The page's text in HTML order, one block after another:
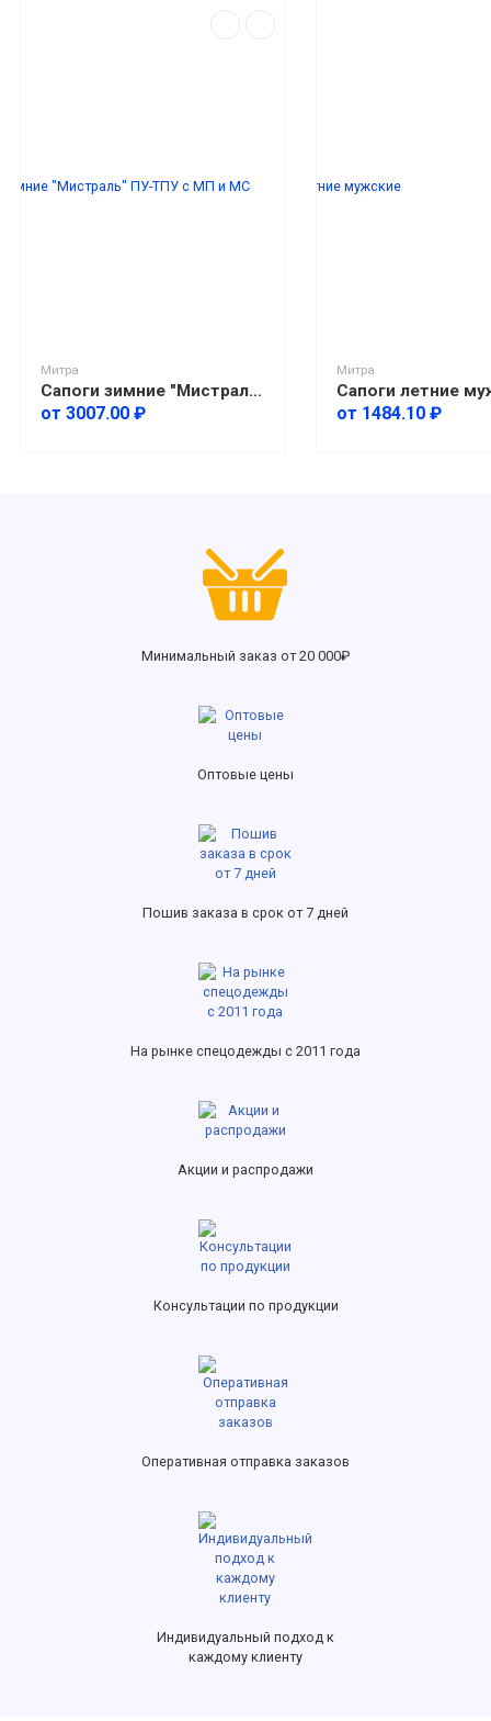
Митра
Сапоги зимние "Мистраль" ПУ-ТПУ с МП и МС
от 3007.00 ₽
Митра
Сапоги летние
от 1484.10 ₽
Минимальный заказ от 20 000₽
Оптовые цены
Пошив заказа в срок от 7 дней
На рынке спецодежды с 2011 года
Акции и распродажи
Консультации по продукции
Оперативная отправка заказов
Индивидуальный подход к
каждому клиенту